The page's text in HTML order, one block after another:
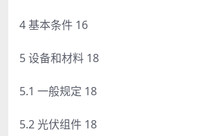
4 基本条件 16
5 设备和材料 18
5.1 一般规定 18
5.2 光伏组件 18